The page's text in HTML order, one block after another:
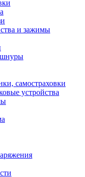
и зажимы
самостраховки
устройства